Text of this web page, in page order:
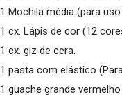
1 Mochila média (para
1 cx. Lápis de cor (12
1 cx. giz de cera.
1 pasta com elástico
1 guache grande